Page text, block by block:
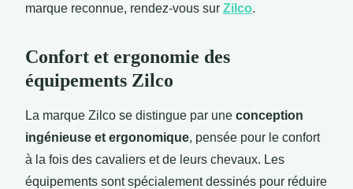
marque reconnue, rendez-vous sur Zilco.
Confort et ergonomie des
équipements Zilco
La marque Zilco se distingue par une conception
ingénieuse et ergonomique, pensée pour le confort
à la fois des cavaliers et de leurs chevaux. Les
équipements sont spécialement dessinés pour réduire